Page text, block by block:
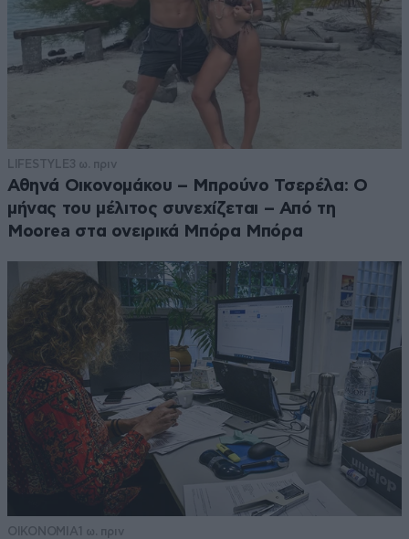
LIFESTYLE3 ω. πριν
Αθηνά Οικονομάκου – Μπρούνο Τσερέλα: Ο
μήνας του μέλιτος συνεχίζεται – Από τη
Moorea στα ονειρικά Μπόρα Μπόρα
ΟΙΚΟΝΟΜΙΑ1 ω. πριν